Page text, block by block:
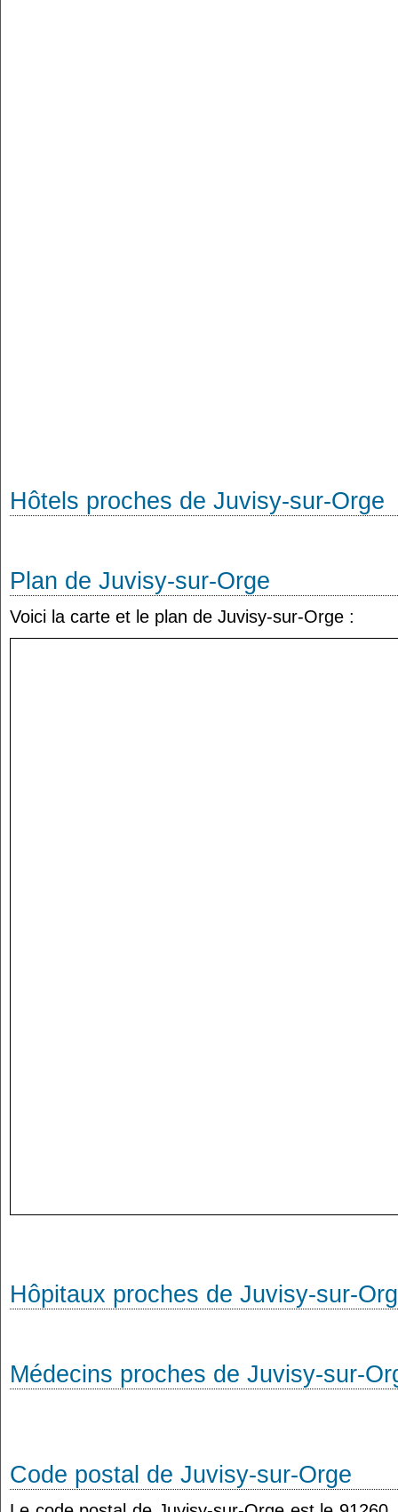
Hôtels proches de Juvisy-sur-Orge
Plan de Juvisy-sur-Orge
Voici la carte et le plan de Juvisy-sur-Orge :
Hôpitaux proches de Juvisy-sur-
Médecins proches de Juvisy-sur-
Code postal de Juvisy-sur-Orge